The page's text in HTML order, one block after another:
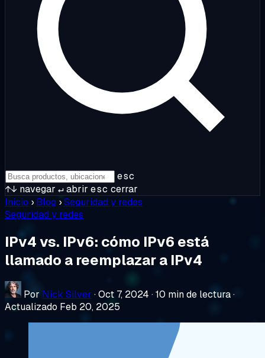
esc
↑↓ navegar ↵abrir esc cerrar
Inicio › Blog ›Seguridad y redes
Seguridad y redes
IPv4 vs. IPv6: cómo IPv6 está
llamado a reemplazar a IPv4
Por Nick Silver ·Oct 7, 2024 ·10 min de lectura·
Actualizado Feb 20, 2025